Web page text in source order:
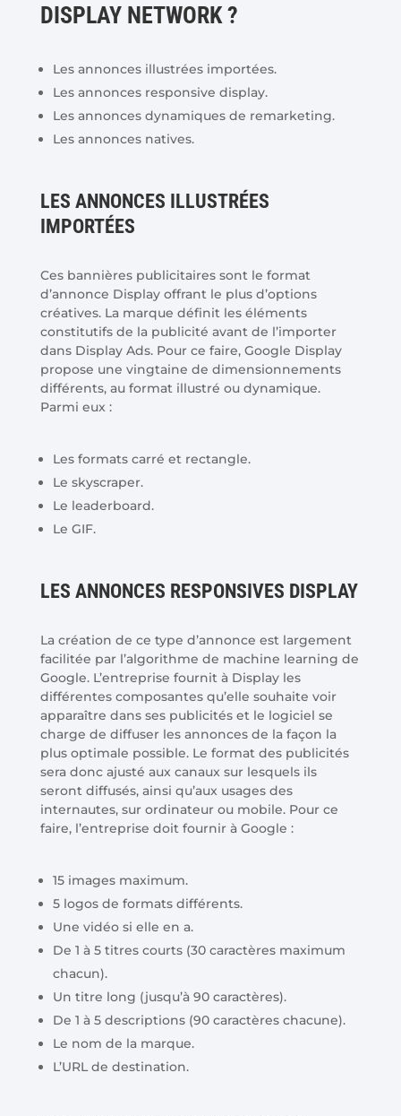
DISPLAY NETWORK ?
Les annonces illustrées importées.
Les annonces responsive display.
Les annonces dynamiques de remarketing.
Les annonces natives.
LES ANNONCES ILLUSTRÉES
IMPORTÉES
Ces bannières publicitaires sont le format
d’annonce Display offrant le plus d’options
créatives. La marque définit les éléments
constitutifs de la publicité avant de l’importer
dans Display Ads. Pour ce faire, Google Display
propose une vingtaine de dimensionnements
différents, au format illustré ou dynamique.
Parmi eux :
Les formats carré et rectangle.
Le skyscraper.
Le leaderboard.
Le GIF.
LES ANNONCES RESPONSIVES DISPLAY
La création de ce type d’annonce est largement
facilitée par l’algorithme de machine learning de
Google. L’entreprise fournit à Display les
différentes composantes qu’elle souhaite voir
apparaître dans ses publicités et le logiciel se
charge de diffuser les annonces de la façon la
plus optimale possible. Le format des publicités
sera donc ajusté aux canaux sur lesquels ils
seront diffusés, ainsi qu’aux usages des
internautes, sur ordinateur ou mobile. Pour ce
faire, l’entreprise doit fournir à Google :
15 images maximum.
5 logos de formats différents.
Une vidéo si elle en a.
De 1 à 5 titres courts (30 caractères maximum
chacun).
Un titre long (jusqu’à 90 caractères).
De 1 à 5 descriptions (90 caractères chacune).
Le nom de la marque.
L’URL de destination.